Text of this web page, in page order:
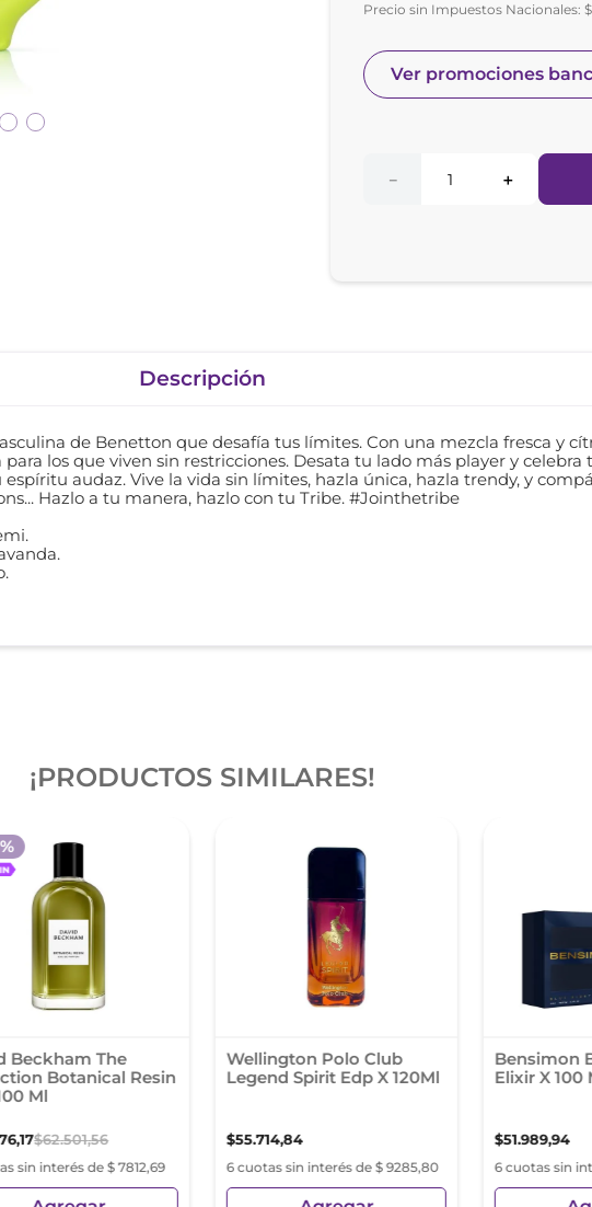
Precio sin Impuestos Nacionales:$
Ver promociones
＋
－
Descripción
de Benetton que desafía tus límites. Con una mezcla fresca y
los que viven sin restricciones. Desata tu lado más player y celebra
audaz. Vive la vida sin límites, hazla única, hazla trendy, y
Hazlo a tu manera, hazlo con tu Tribe. #Jointhetribe
¡PRODUCTOS SIMILARES!
Beckham The
Botanical Resin
Ml
,17$62.501,56
sin interés de $ 7812,69
Wellington Polo Club
Legend Spirit Edp X 120Ml
$55.714,84
6 cuotas sin interés de $ 9285,80
Bensimon
Elixir X 100
$51.989,94
6 cuotas sin